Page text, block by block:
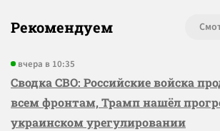
Рекомендуем
вчера в 10:35
Сводка СВО: Российские войска
всем фронтам, Трамп нашёл
украинском урегулировании